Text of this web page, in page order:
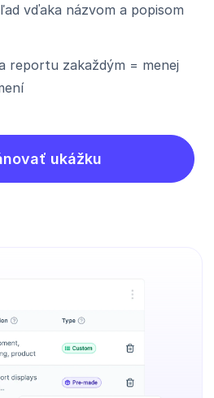
vďaka názvom a popisom
reportu zakaždým = menej
ukážku